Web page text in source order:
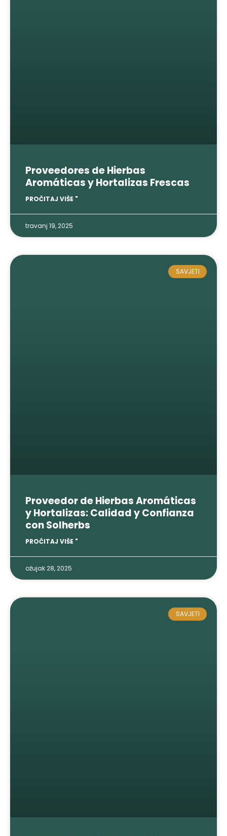
Proveedores de Hierbas
Aromáticas y Hortalizas Frescas
PROČITAJ VIŠE "
travanj 19, 2025
SAVJETI
Proveedor de Hierbas Aromáticas
y Hortalizas:Calidad y Confianza
con Solherbs
PROČITAJ VIŠE "
ožujak 28, 2025
SAVJETI